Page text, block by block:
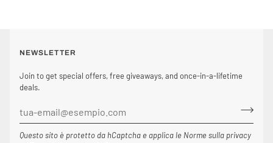
NEWSLETTER
Join to get special offers, free giveaways, and once-in-a-lifetime
deals.
Questo sito è protetto da hCaptcha e applica le Norme sulla privacy